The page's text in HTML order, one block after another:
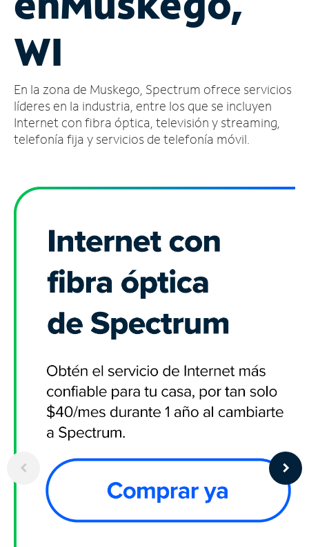
cuenta
Encuentra
tienda
WI
En la zona de Muskego, Spectrum ofrece servicios
líderes en la industria, entre los que se incluyen
Internet con fibra óptica, televisión y streaming,
telefonía fija y servicios de telefonía móvil.